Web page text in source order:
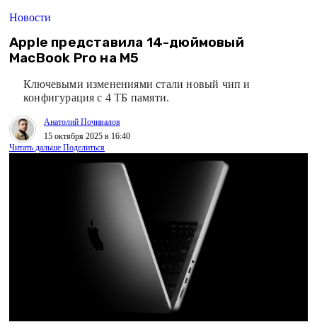
Новости
Apple представила 14-дюймовый
MacBook Pro на M5
Ключевыми изменениями стали новый чип и
конфигурация с 4 ТБ памяти.
Анатолий Почивалов
15 октября 2025 в 16:40
Читать дальше Поделиться